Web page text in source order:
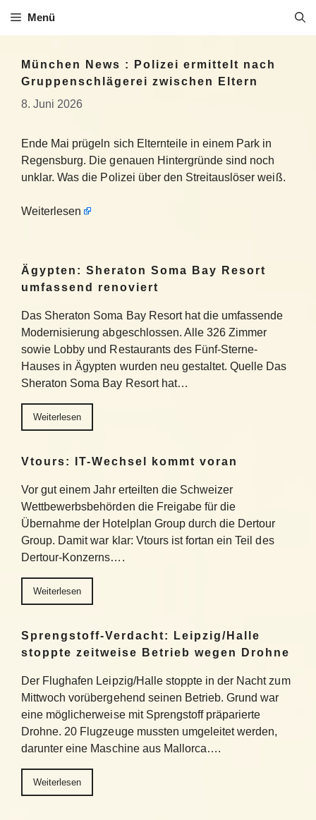
Inhalt
Menü
München News : Polizei ermittelt nach
Gruppenschlägerei zwischen Eltern
8. Juni 2026
Ende Mai prügeln sich Elternteile in einem Park in
Regensburg. Die genauen Hintergründe sind noch
unklar. Was die Polizei über den Streitauslöser weiß.
Weiterlesen
Ägypten: Sheraton Soma Bay Resort
umfassend renoviert
Das Sheraton Soma Bay Resort hat die umfassende
Modernisierung abgeschlossen. Alle 326 Zimmer
sowie Lobby und Restaurants des Fünf-Sterne-
Hauses in Ägypten wurden neu gestaltet. Quelle Das
Sheraton Soma Bay Resort hat…
Weiterlesen
Vtours: IT-Wechsel kommt voran
Vor gut einem Jahr erteilten die Schweizer
Wettbewerbsbehörden die Freigabe für die
Übernahme der Hotelplan Group durch die Dertour
Group. Damit war klar: Vtours ist fortan ein Teil des
Dertour-Konzerns….
Weiterlesen
Sprengstoff-Verdacht: Leipzig/Halle
stoppte zeitweise Betrieb wegen Drohne
Der Flughafen Leipzig/Halle stoppte in der Nacht zum
Mittwoch vorübergehend seinen Betrieb. Grund war
eine möglicherweise mit Sprengstoff präparierte
Drohne. 20 Flugzeuge mussten umgeleitet werden,
darunter eine Maschine aus Mallorca….
Weiterlesen